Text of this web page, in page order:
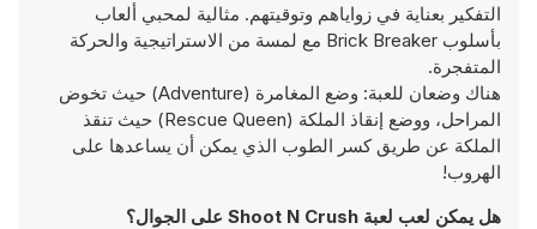
التفكير بعناية في زواياهم وتوقيتهم. مثالية لمحبي ألعاب
بأسلوب Brick Breaker مع لمسة من الاستراتيجية والحركة
المتفجرة.
هناك وضعان للعبة: وضع المغامرة (Adventure) حيث تخوض
المراحل، ووضع إنقاذ الملكة (Rescue Queen) حيث تنقذ
الملكة عن طريق كسر الطوب الذي يمكن أن يساعدها على
الهروب!
هل يمكن لعب لعبة Shoot N Crush على الجوال؟